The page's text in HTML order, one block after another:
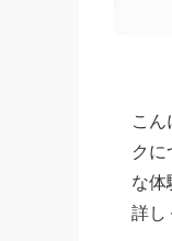
こ
ク
な体
詳し